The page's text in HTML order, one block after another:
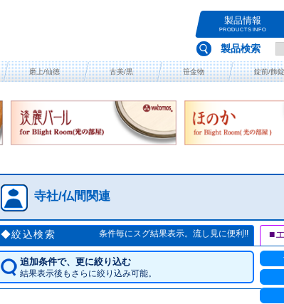
製品情報
PRODUCTS INFO
製品検索
磨上/仙徳 古美/黒 笹金物 錠前/飾錠
寺社/仏間関連
◆絞込検索 条件毎にスグ結果表示。流し見に便利!! ■
追加条件で、更に絞り込む
結果表示後もさらに絞り込み可能。